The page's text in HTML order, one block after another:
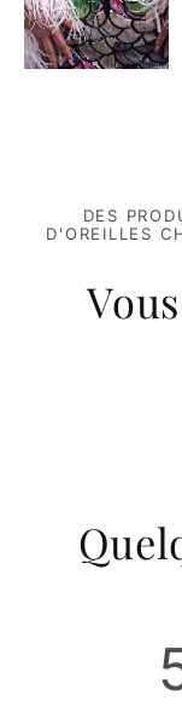
DES
D'OREILLES